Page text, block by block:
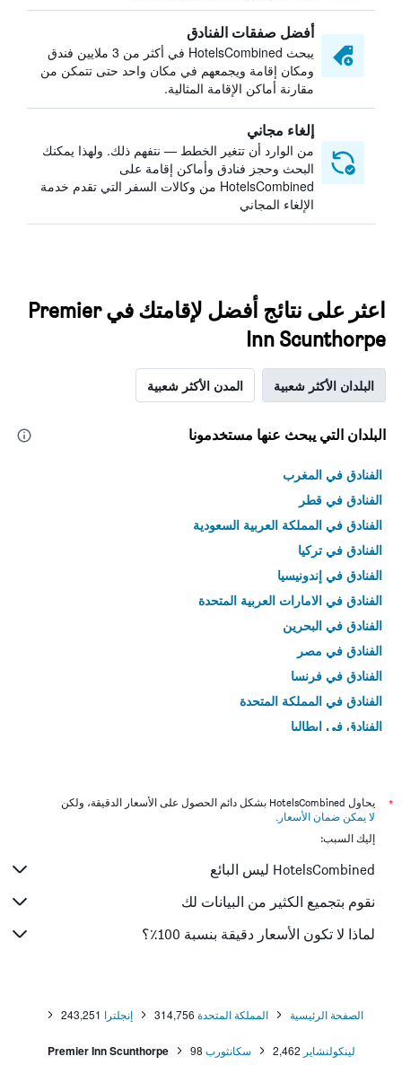
أفضل صفقات الفنادق
يبحث HotelsCombined في أكثر من 3 ملايين فندق
ومكان إقامة ويجمعهم في مكان واحد حتى تتمكن من
مقارنة أماكن الإقامة المثالية.
إلغاء مجاني
من الوارد أن تتغير الخطط — نتفهم ذلك. ولهذا يمكنك
البحث وحجز فنادق وأماكن إقامة على
HotelsCombined من وكالات السفر التي تقدم خدمة
الإلغاء المجاني
اعثر على نتائج أفضل لإقامتك في Premier
Inn Scunthorpe
البلدان الأكثر شعبية المدن الأكثر شعبية
البلدان التي يبحث عنها مستخدمونا
الفنادق في المغرب
الفنادق في قطر
الفنادق في المملكة العربية السعودية
الفنادق في تركيا
الفنادق في إندونيسيا
الفنادق في الامارات العربية المتحدة
الفنادق في البحرين
الفنادق في مصر
الفنادق في فرنسا
الفنادق في المملكة المتحدة
الفنادق في إيطاليا
*
يحاول HotelsCombined بشكل دائم الحصول على الأسعار الدقيقة، ولكن
لا يمكن ضمان الأسعار .
إليك السبب:
HotelsCombined ليس البائع
نقوم بتجميع الكثير من البيانات لك
لماذا لا تكون الأسعار دقيقة بنسبة 100٪؟
الصفحة الرئيسية المملكة المتحدة 314,756 إنجلترا 243,251
لينكولنشاير 2,462 سكانثورب 98
Premier Inn Scunthorpe